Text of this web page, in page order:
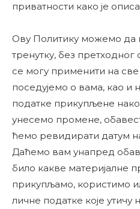
приватности како је
Ову Политику можемо да
тренутку, без
се могу применити на
поседујемо о вама, као и
податке прикупљене
унесемо промене,
ћемо ревидирати датум
Даћемо вам унапред
било какве материјалне
прикупљамо, користимо
личне податке које